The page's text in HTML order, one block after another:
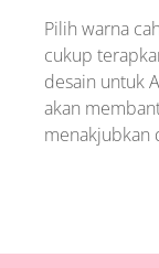
Pilih warna
cukup
desain untuk
akan
menakjubkan